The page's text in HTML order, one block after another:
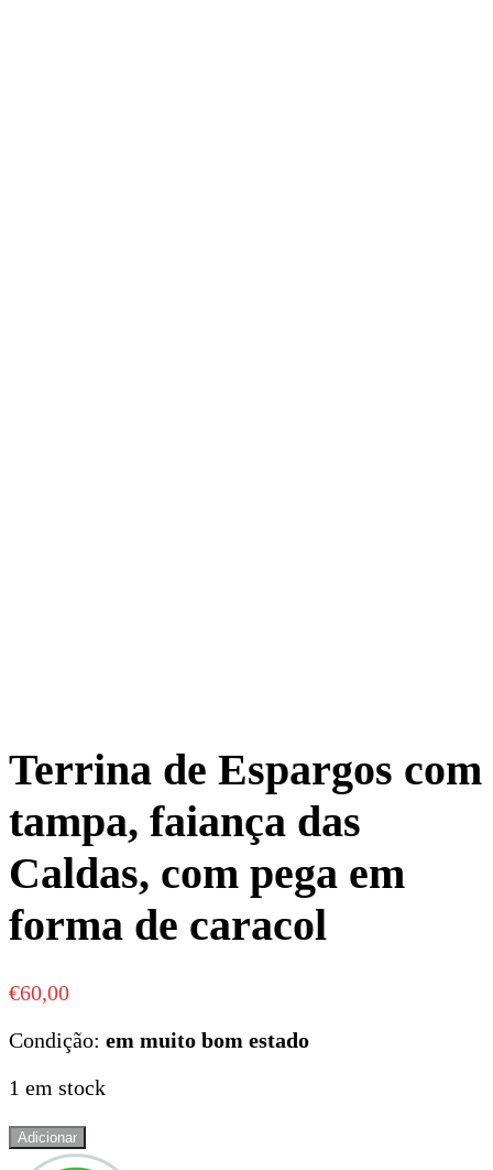
Terrina de Espargos com
tampa, faiança das
Caldas, com pega em
forma de caracol
€60,00
Condição: em muito bom estado
1 em stock
Quantidade
Adicionar